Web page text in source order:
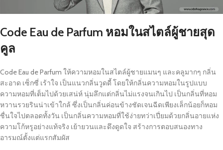
Code Eau de Parfum หอมในสไตล์ผู้ชายสุด
คูล
Code Eau de Parfum ให้ความหอมในสไตล์ผู้ชายแมนๆ และคลูมากๆ กลิ่น
สะอาด เซ็กซี่ เร้าใจ เป็นแนวกลิ่นวูดดี้ โดยให้กลิ่นความหอมในรูปแบบ
ความหอมที่เต็มไปด้วยเสน่ห์ นุ่มลึกแต่กลิ่นไม่แรงจนเกินไป เป็นกลิ่นที่หอม
หวานรวยรินน่าเข้าใกล้ ซึ่งเป็นกลิ่นค่อนข้างชัดเจนฉีดเพียงเล็กน้อยก็หอม
ชื่นใจไปตลอดทั้งวัน เป็นกลิ่นความหอมที่ใช้ง่ายทว่าเปี่ยมด้วยกลิ่นอายแห่ง
ความโก้หรูอย่างแท้จริง เย้ายวนและดึงดูดใจ สร้างการตอบสนองทาง
อารมณ์ตั้งแต่แรกสัมผัส